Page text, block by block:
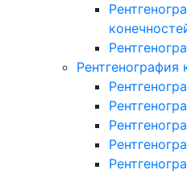
Рентгенография